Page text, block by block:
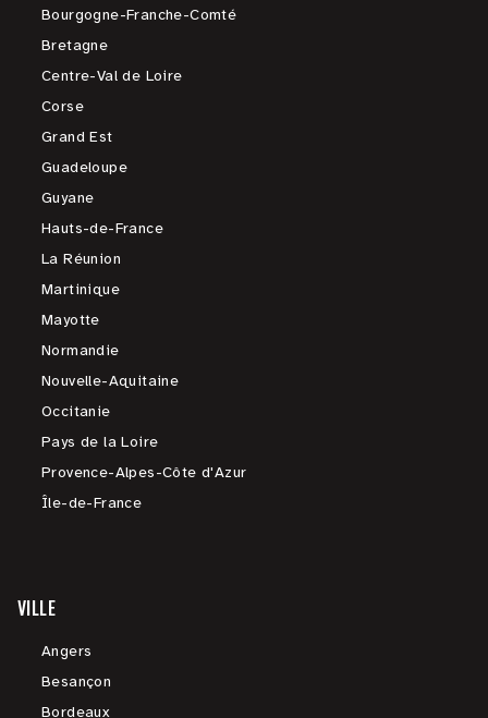
Bourgogne-Franche-Comté
Bretagne
Centre-Val de Loire
Corse
Grand Est
Guadeloupe
Guyane
Hauts-de-France
La Réunion
Martinique
Mayotte
Normandie
Nouvelle-Aquitaine
Occitanie
Pays de la Loire
Provence-Alpes-Côte d'Azur
Île-de-France
VILLE
Angers
Besançon
Bordeaux